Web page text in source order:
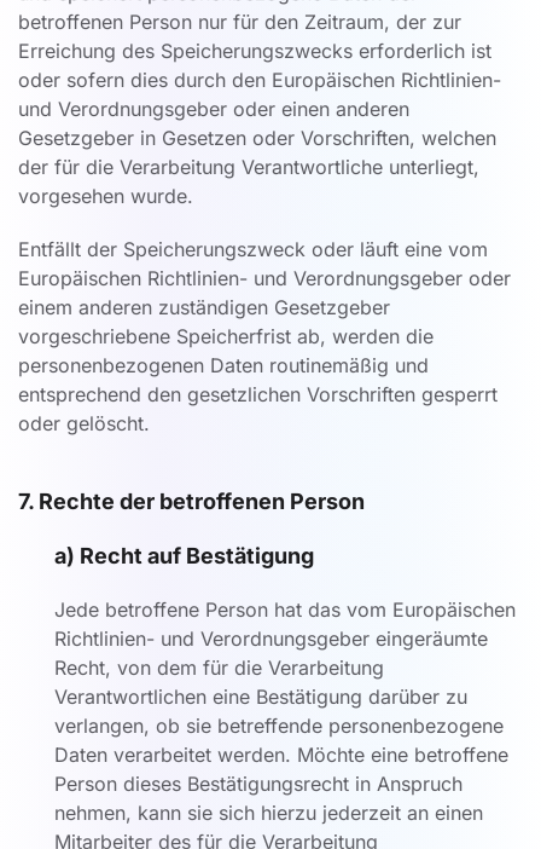
betroffenen Person nur für den Zeitraum, der zur
Erreichung des Speicherungszwecks erforderlich ist
oder sofern dies durch den Europäischen Richtlinien-
und Verordnungsgeber oder einen anderen
Gesetzgeber in Gesetzen oder Vorschriften, welchen
der für die Verarbeitung Verantwortliche unterliegt,
vorgesehen wurde.
Entfällt der Speicherungszweck oder läuft eine vom
Europäischen Richtlinien- und Verordnungsgeber oder
einem anderen zuständigen Gesetzgeber
vorgeschriebene Speicherfrist ab, werden die
personenbezogenen Daten routinemäßig und
entsprechend den gesetzlichen Vorschriften gesperrt
oder gelöscht.
7. Rechte der betroffenen Person
a) Recht auf Bestätigung
Jede betroffene Person hat das vom Europäischen
Richtlinien- und Verordnungsgeber eingeräumte
Recht, von dem für die Verarbeitung
Verantwortlichen eine Bestätigung darüber zu
verlangen, ob sie betreffende personenbezogene
Daten verarbeitet werden. Möchte eine betroffene
Person dieses Bestätigungsrecht in Anspruch
nehmen, kann sie sich hierzu jederzeit an einen
Mitarbeiter des für die Verarbeitung